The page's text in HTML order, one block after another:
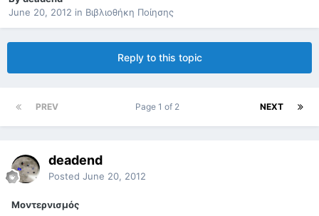
June 20, 2012 in Βιβλιοθήκη Ποίησης
Reply to this topic
PREV NEXT
Page 1 of 2
deadend
Posted June 20, 2012
Μοντερνισμός